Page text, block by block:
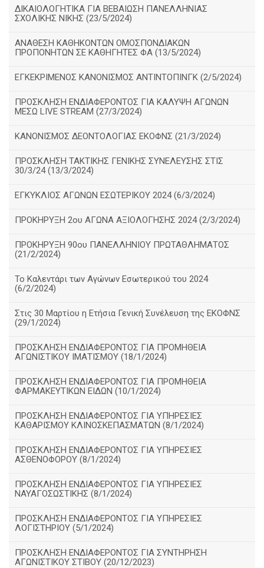
ΔΙΚΑΙΟΛΟΓΗΤΙΚΑ ΓΙΑ ΒΕΒΑΙΩΣΗ ΠΑΝΕΛΛΗΝΙΑΣ
ΣΧΟΛΙΚΗΣ ΝΙΚΗΣ (23/5/2024)
ΑΝΑΘΕΣΗ ΚΑΘΗΚΟΝΤΩΝ ΟΜΟΣΠΟΝΔΙΑΚΩΝ
ΠΡΟΠΟΝΗΤΩΝ ΣΕ ΚΑΘΗΓΗΤΕΣ ΦΑ (13/5/2024)
ΕΓΚΕΚΡΙΜΕΝΟΣ ΚΑΝΟΝΙΣΜΟΣ ΑΝΤΙΝΤΟΠΙΝΓΚ (2/5/2024)
ΠΡΟΣΚΛΗΣΗ ΕΝΔΙΑΦΕΡΟΝΤΟΣ ΓΙΑ ΚΑΛΥΨΗ ΑΓΩΝΩΝ
ΜΕΣΩ LIVE STREAM (27/3/2024)
ΚΑΝΟΝΙΣΜΟΣ ΔΕΟΝΤΟΛΟΓΙΑΣ ΕΚΟΦΝΣ (21/3/2024)
ΠΡΟΣΚΛΗΣΗ ΤΑΚΤΙΚΗΣ ΓΕΝΙΚΗΣ ΣΥΝΕΛΕΥΣΗΣ ΣΤΙΣ
30/3/24 (13/3/2024)
ΕΓΚΥΚΛΙΟΣ ΑΓΩΝΩΝ ΕΣΩΤΕΡΙΚΟΥ 2024 (6/3/2024)
ΠΡΟΚΗΡΥΞΗ 2ου ΑΓΩΝΑ ΑΞΙΟΛΟΓΗΣΗΣ 2024 (2/3/2024)
ΠΡΟΚΗΡΥΞΗ 90ου ΠΑΝΕΛΛΗΝΙΟΥ ΠΡΩΤΑΘΛΗΜΑΤΟΣ
(21/2/2024)
Το Καλεντάρι των Αγώνων Εσωτερικού του 2024
(6/2/2024)
Στις 30 Μαρτίου η Ετήσια Γενική Συνέλευση της ΕΚΟΦΝΣ
(29/1/2024)
ΠΡΟΣΚΛΗΣΗ ΕΝΔΙΑΦΕΡΟΝΤΟΣ ΓΙΑ ΠΡΟΜΗΘΕΙΑ
ΑΓΩΝΙΣΤΙΚΟΥ ΙΜΑΤΙΣΜΟΥ (18/1/2024)
ΠΡΟΣΚΛΗΣΗ ΕΝΔΙΑΦΕΡΟΝΤΟΣ ΓΙΑ ΠΡΟΜΗΘΕΙΑ
ΦΑΡΜΑΚΕΥΤΙΚΩΝ ΕΙΔΩΝ (10/1/2024)
ΠΡΟΣΚΛΗΣΗ ΕΝΔΙΑΦΕΡΟΝΤΟΣ ΓΙΑ ΥΠΗΡΕΣΙΕΣ
ΚΑΘΑΡΙΣΜΟΥ ΚΛΙΝΟΣΚΕΠΑΣΜΑΤΩΝ (8/1/2024)
ΠΡΟΣΚΛΗΣΗ ΕΝΔΙΑΦΕΡΟΝΤΟΣ ΓΙΑ ΥΠΗΡΕΣΙΕΣ
ΑΣΘΕΝΟΦΟΡΟΥ (8/1/2024)
ΠΡΟΣΚΛΗΣΗ ΕΝΔΙΑΦΕΡΟΝΤΟΣ ΓΙΑ ΥΠΗΡΕΣΙΕΣ
ΝΑΥΑΓΟΣΩΣΤΙΚΗΣ (8/1/2024)
ΠΡΟΣΚΛΗΣΗ ΕΝΔΙΑΦΕΡΟΝΤΟΣ ΓΙΑ ΥΠΗΡΕΣΙΕΣ
ΛΟΓΙΣΤΗΡΙΟΥ (5/1/2024)
ΠΡΟΣΚΛΗΣΗ ΕΝΔΙΑΦΕΡΟΝΤΟΣ ΓΙΑ ΣΥΝΤΗΡΗΣΗ
ΑΓΩΝΙΣΤΙΚΟΥ ΣΤΙΒΟΥ (20/12/2023)